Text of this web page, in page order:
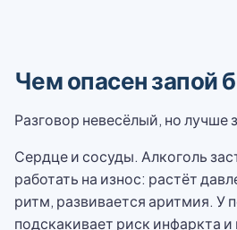
Чем опасен запой
Разговор невесёлый, но лучше
Сердце и сосуды. Алкоголь
работать на износ: растёт
ритм, развивается аритмия. У
подскакивает риск инфаркта и